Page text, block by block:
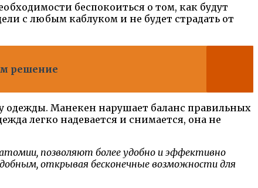
беспокоиться о том, как будут
с любым каблуком и не будет страдать от
решение
одежды. Манекен нарушает баланс правильных
легко надевается и снимается, она не
позволяют более удобно и эффективно
открывая бесконечные возможности для